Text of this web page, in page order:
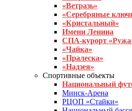
«Ветразь»
«Серебряные
«Кристальный»
Имени Ленина
СПА-курорт
«Чайка»
«Пралеска»
«Надзея»
Спортивные объекты
Национальный
Минск-Арена
РЦОП «Стайки»